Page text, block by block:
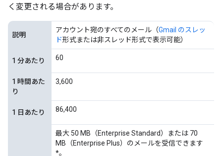
く変更される場合があります。
説明
アカウント宛のすべてのメール（Gmail のスレッ
ド形式または非スレッド形式で表示可能）
1 分あたり 60
1 時間あた
り
3,600
1 日あたり 86,400
最大 50 MB（Enterprise Standard）または 70
MB（Enterprise Plus）のメールを受信できます
*。